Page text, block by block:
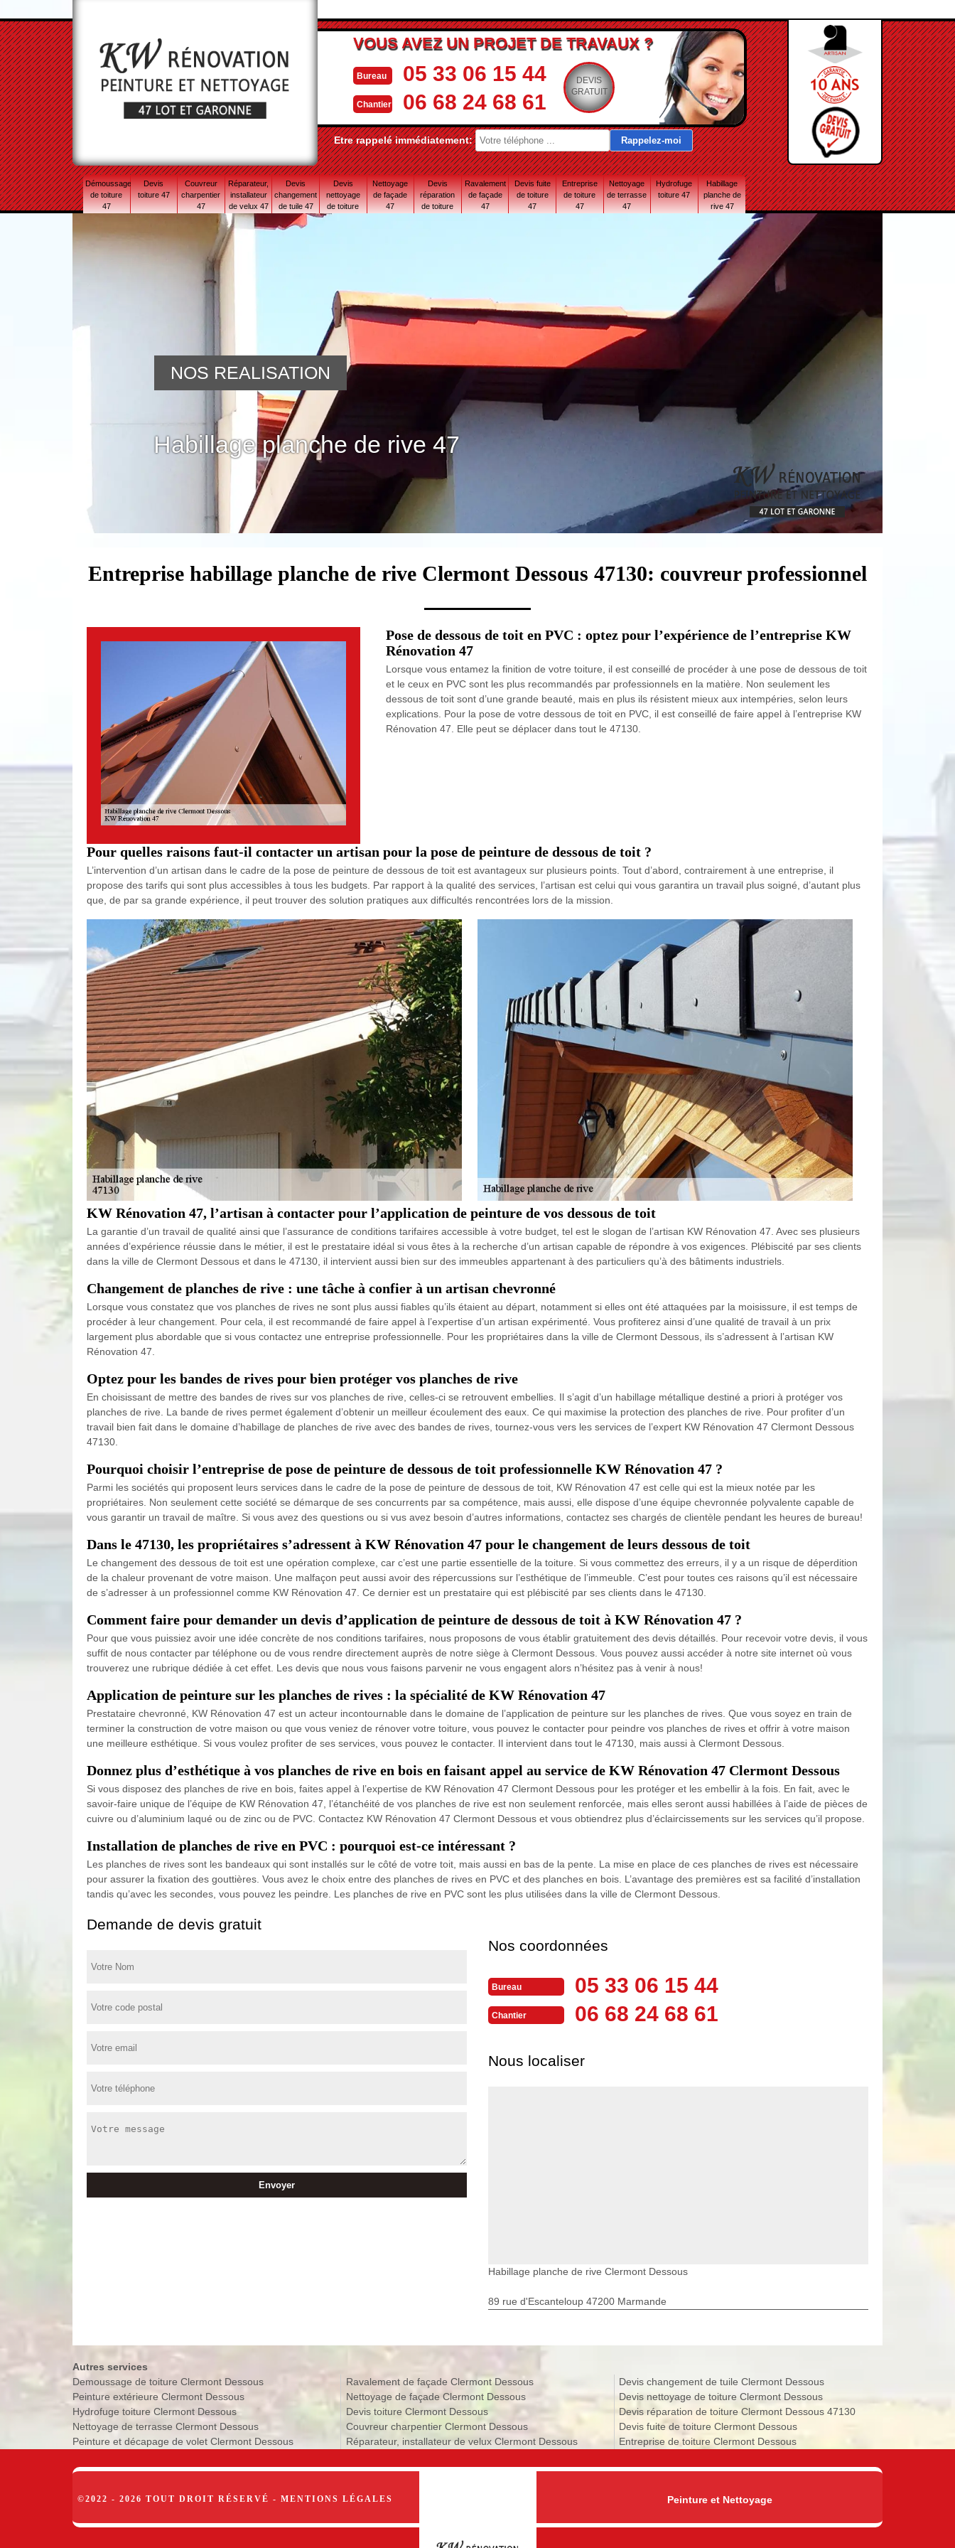
VOUS AVEZ UN PROJET DE TRAVAUX ?
Bureau 05 33 06 15 44
Chantier 06 68 24 68 61
DEVIS
GRATUIT
Etre rappelé immédiatement:
Démoussage
de toiture
47
Devis
toiture 47
Couvreur
charpentier
47
Réparateur,
installateur
de velux 47
Devis
changement
de tuile 47
Devis
nettoyage
de toiture
Nettoyage
de façade
47
Devis
réparation
de toiture
Ravalement
de façade
47
Devis fuite
de toiture
47
Entreprise
de toiture
47
Nettoyage
de terrasse
47
Hydrofuge
toiture 47
Habillage
planche de
rive 47
Habillage planche de rive 47
NOS REALISATION
Entreprise habillage planche de rive Clermont Dessous 47130: couvreur professionnel
Pose de dessous de toit en PVC : optez pour l’expérience de l’entreprise KW
Rénovation 47
Lorsque vous entamez la finition de votre toiture, il est conseillé de procéder à une pose de dessous de toit
et le ceux en PVC sont les plus recommandés par professionnels en la matière. Non seulement les
dessous de toit sont d’une grande beauté, mais en plus ils résistent mieux aux intempéries, selon leurs
explications. Pour la pose de votre dessous de toit en PVC, il est conseillé de faire appel à l’entreprise KW
Rénovation 47. Elle peut se déplacer dans tout le 47130.
Pour quelles raisons faut-il contacter un artisan pour la pose de peinture de dessous de toit ?
L’intervention d’un artisan dans le cadre de la pose de peinture de dessous de toit est avantageux sur plusieurs points. Tout d’abord, contrairement à une entreprise, il
propose des tarifs qui sont plus accessibles à tous les budgets. Par rapport à la qualité des services, l’artisan est celui qui vous garantira un travail plus soigné, d’autant plus
que, de par sa grande expérience, il peut trouver des solution pratiques aux difficultés rencontrées lors de la mission.
KW Rénovation 47, l’artisan à contacter pour l’application de peinture de vos dessous de toit
La garantie d’un travail de qualité ainsi que l’assurance de conditions tarifaires accessible à votre budget, tel est le slogan de l’artisan KW Rénovation 47. Avec ses plusieurs
années d’expérience réussie dans le métier, il est le prestataire idéal si vous êtes à la recherche d’un artisan capable de répondre à vos exigences. Plébiscité par ses clients
dans la ville de Clermont Dessous et dans le 47130, il intervient aussi bien sur des immeubles appartenant à des particuliers qu’à des bâtiments industriels.
Changement de planches de rive : une tâche à confier à un artisan chevronné
Lorsque vous constatez que vos planches de rives ne sont plus aussi fiables qu’ils étaient au départ, notamment si elles ont été attaquées par la moisissure, il est temps de
procéder à leur changement. Pour cela, il est recommandé de faire appel à l’expertise d’un artisan expérimenté. Vous profiterez ainsi d’une qualité de travail à un prix
largement plus abordable que si vous contactez une entreprise professionnelle. Pour les propriétaires dans la ville de Clermont Dessous, ils s’adressent à l’artisan KW
Rénovation 47.
Optez pour les bandes de rives pour bien protéger vos planches de rive
En choisissant de mettre des bandes de rives sur vos planches de rive, celles-ci se retrouvent embellies. Il s’agit d’un habillage métallique destiné a priori à protéger vos
planches de rive. La bande de rives permet également d’obtenir un meilleur écoulement des eaux. Ce qui maximise la protection des planches de rive. Pour profiter d’un
travail bien fait dans le domaine d’habillage de planches de rive avec des bandes de rives, tournez-vous vers les services de l’expert KW Rénovation 47 Clermont Dessous
47130.
Pourquoi choisir l’entreprise de pose de peinture de dessous de toit professionnelle KW Rénovation 47 ?
Parmi les sociétés qui proposent leurs services dans le cadre de la pose de peinture de dessous de toit, KW Rénovation 47 est celle qui est la mieux notée par les
propriétaires. Non seulement cette société se démarque de ses concurrents par sa compétence, mais aussi, elle dispose d’une équipe chevronnée polyvalente capable de
vous garantir un travail de maître. Si vous avez des questions ou si vus avez besoin d’autres informations, contactez ses chargés de clientèle pendant les heures de bureau!
Dans le 47130, les propriétaires s’adressent à KW Rénovation 47 pour le changement de leurs dessous de toit
Le changement des dessous de toit est une opération complexe, car c’est une partie essentielle de la toiture. Si vous commettez des erreurs, il y a un risque de déperdition
de la chaleur provenant de votre maison. Une malfaçon peut aussi avoir des répercussions sur l’esthétique de l’immeuble. C’est pour toutes ces raisons qu’il est nécessaire
de s’adresser à un professionnel comme KW Rénovation 47. Ce dernier est un prestataire qui est plébiscité par ses clients dans le 47130.
Comment faire pour demander un devis d’application de peinture de dessous de toit à KW Rénovation 47 ?
Pour que vous puissiez avoir une idée concrète de nos conditions tarifaires, nous proposons de vous établir gratuitement des devis détaillés. Pour recevoir votre devis, il vous
suffit de nous contacter par téléphone ou de vous rendre directement auprès de notre siège à Clermont Dessous. Vous pouvez aussi accéder à notre site internet où vous
trouverez une rubrique dédiée à cet effet. Les devis que nous vous faisons parvenir ne vous engagent alors n’hésitez pas à venir à nous!
Application de peinture sur les planches de rives : la spécialité de KW Rénovation 47
Prestataire chevronné, KW Rénovation 47 est un acteur incontournable dans le domaine de l’application de peinture sur les planches de rives. Que vous soyez en train de
terminer la construction de votre maison ou que vous veniez de rénover votre toiture, vous pouvez le contacter pour peindre vos planches de rives et offrir à votre maison
une meilleure esthétique. Si vous voulez profiter de ses services, vous pouvez le contacter. Il intervient dans tout le 47130, mais aussi à Clermont Dessous.
Donnez plus d’esthétique à vos planches de rive en bois en faisant appel au service de KW Rénovation 47 Clermont Dessous
Si vous disposez des planches de rive en bois, faites appel à l’expertise de KW Rénovation 47 Clermont Dessous pour les protéger et les embellir à la fois. En fait, avec le
savoir-faire unique de l’équipe de KW Rénovation 47, l’étanchéité de vos planches de rive est non seulement renforcée, mais elles seront aussi habillées à l’aide de pièces de
cuivre ou d’aluminium laqué ou de zinc ou de PVC. Contactez KW Rénovation 47 Clermont Dessous et vous obtiendrez plus d’éclaircissements sur les services qu’il propose.
Installation de planches de rive en PVC : pourquoi est-ce intéressant ?
Les planches de rives sont les bandeaux qui sont installés sur le côté de votre toit, mais aussi en bas de la pente. La mise en place de ces planches de rives est nécessaire
pour assurer la fixation des gouttières. Vous avez le choix entre des planches de rives en PVC et des planches en bois. L’avantage des premières est sa facilité d’installation
tandis qu’avec les secondes, vous pouvez les peindre. Les planches de rive en PVC sont les plus utilisées dans la ville de Clermont Dessous.
Demande de devis gratuit
Nos coordonnées
Bureau 05 33 06 15 44
Chantier 06 68 24 68 61
Nous localiser
Habillage planche de rive Clermont Dessous
89 rue d'Escanteloup 47200 Marmande
Autres services
Demoussage de toiture Clermont Dessous
Peinture extérieure Clermont Dessous
Hydrofuge toiture Clermont Dessous
Nettoyage de terrasse Clermont Dessous
Peinture et décapage de volet Clermont Dessous
Ravalement de façade Clermont Dessous
Nettoyage de façade Clermont Dessous
Devis toiture Clermont Dessous
Couvreur charpentier Clermont Dessous
Réparateur, installateur de velux Clermont Dessous
Devis changement de tuile Clermont Dessous
Devis nettoyage de toiture Clermont Dessous
Devis réparation de toiture Clermont Dessous 47130
Devis fuite de toiture Clermont Dessous
Entreprise de toiture Clermont Dessous
©2022 - 2026 TOUT DROIT RÉSERVÉ - MENTIONS LÉGALES Peinture et Nettoyage